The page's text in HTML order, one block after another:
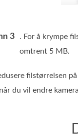
3 . For å krympe
omtrent 5 MB.
filstørrelsen
du vil endre